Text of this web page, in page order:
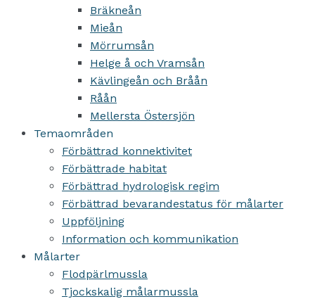
Bräkneån
Mieån
Mörrumsån
Helge å och Vramsån
Kävlingeån och Bråån
Råån
Mellersta Östersjön
Temaområden
Förbättrad konnektivitet
Förbättrade habitat
Förbättrad hydrologisk regim
Förbättrad bevarandestatus för målarter
Uppföljning
Information och kommunikation
Målarter
Flodpärlmussla
Tjockskalig målarmussla